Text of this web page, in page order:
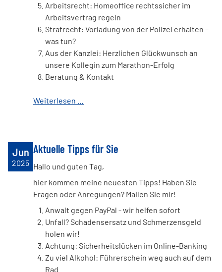
Arbeitsrecht: Homeoffice rechtssicher im
Arbeitsvertrag regeln
Strafrecht: Vorladung von der Polizei erhalten –
was tun?
Aus der Kanzlei: Herzlichen Glückwunsch an
unsere Kollegin zum Marathon-Erfolg
Beratung & Kontakt
Weiterlesen …
Jun
2025
Aktuelle Tipps für Sie
Hallo und guten Tag,
hier kommen meine neuesten Tipps! Haben Sie
Fragen oder Anregungen? Mailen Sie mir!
Anwalt gegen PayPal - wir helfen sofort
Unfall? Schadensersatz und Schmerzensgeld
holen wir!
Achtung: Sicherheitslücken im Online-Banking
Zu viel Alkohol: Führerschein weg auch auf dem
Rad